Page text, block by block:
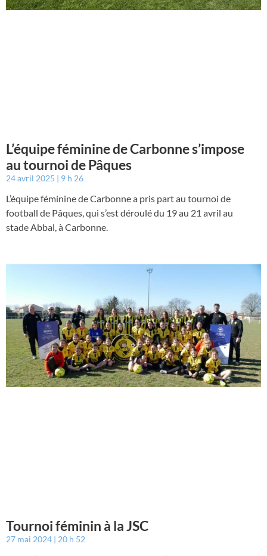
L’équipe féminine de Carbonne s’impose
au tournoi de Pâques
24 avril 2025 9 h 26
L’équipe féminine de Carbonne a pris part au tournoi de
football de Pâques, qui s’est déroulé du 19 au 21 avril au
stade Abbal, à Carbonne.
Tournoi féminin à la JSC
27 mai 2024 20 h 52